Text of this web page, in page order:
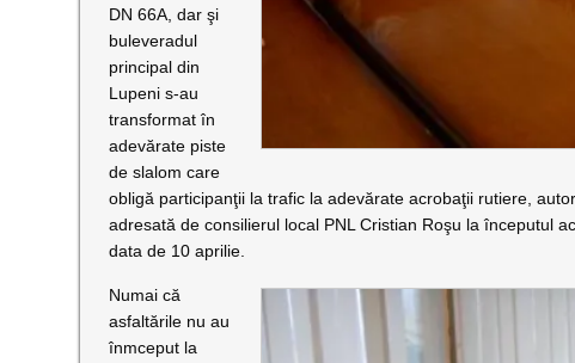
DN 66A, dar şi
buleveradul
principal din
Lupeni s-au
transformat în
adevărate piste
de slalom care
obligă participanţii la trafic la adevărate acrobaţii rutiere,
adresată de consilierul local PNL Cristian Roşu la începutul
data de 10 aprilie.
Numai că
asfaltările nu au
înmceput la